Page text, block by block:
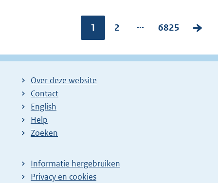
Pagina:
1
P
g
2 ...
P
g
6825
V
l
Over deze website
Contact
English
Help
Zoeken
Informatie hergebruiken
Privacy en cookies